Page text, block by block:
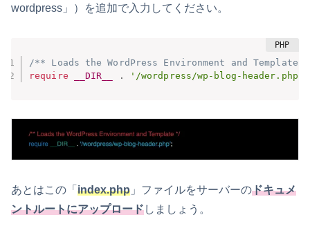
wordpress」）を追加で入力してください。
/** Loads the WordPress Environment and Template
require
__DIR__ . '/wordpress/wp-blog-header.php'
あとはこの「 index.php 」ファイルをサーバーのドキュメ
ントルートにアップロードしましょう。